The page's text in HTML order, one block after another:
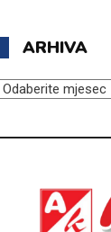
ARHIVA
ARHIVA